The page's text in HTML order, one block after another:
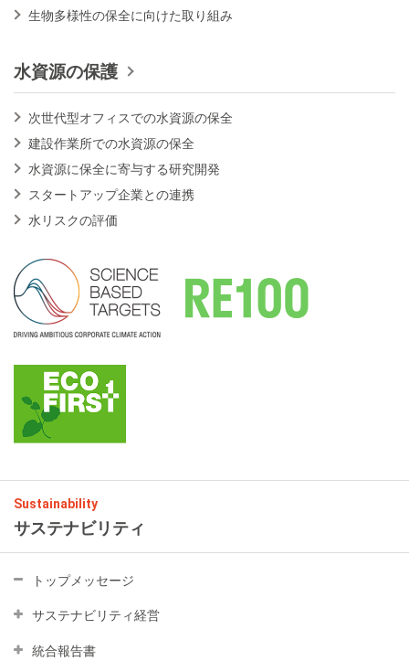
Sustainability
サステナビリティ
トップメッセージ
サステナビリティ経営
統合報告書
生物多様性の保全に向けた取り組み
水資源の保護
次世代型オフィスでの水資源の保全
建設作業所での水資源の保全
水資源に保全に寄与する研究開発
スタートアップ企業との連携
水リスクの評価